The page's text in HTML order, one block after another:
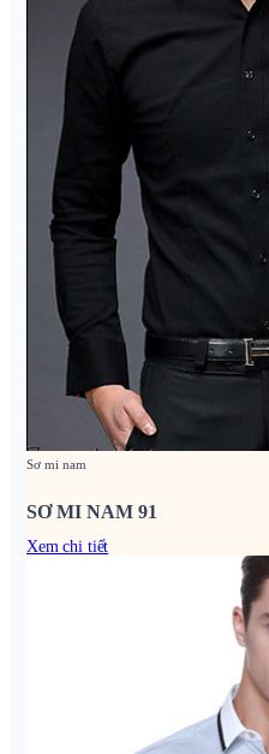
Sơ mi nam
SƠ MI NAM 91
Xem chi tiết